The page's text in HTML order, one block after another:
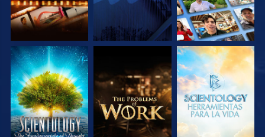
EXPLORA LAS
SERIES
EXPLORA LAS
SERIES
EXPLORA LAS
SERIES